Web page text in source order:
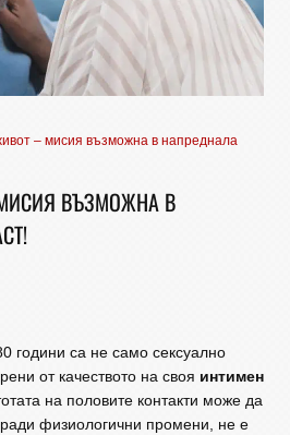
– мисия възможна в напреднала
ВЪЗМОЖНА В
години са не само сексуално
от качеството на своя интимен
на половите контакти може да
физиологични промени, не е